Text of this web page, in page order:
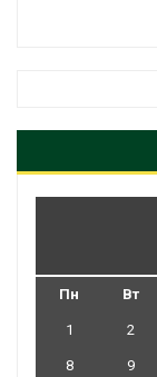
Пн Вт
1 2
8 9